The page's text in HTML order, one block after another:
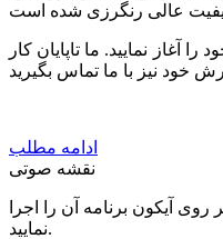
نمایید. ما تاپایان کار
ادامه مطلب
نقشه صوتی
آیکون برنامه آن را اجرا
نمایید.